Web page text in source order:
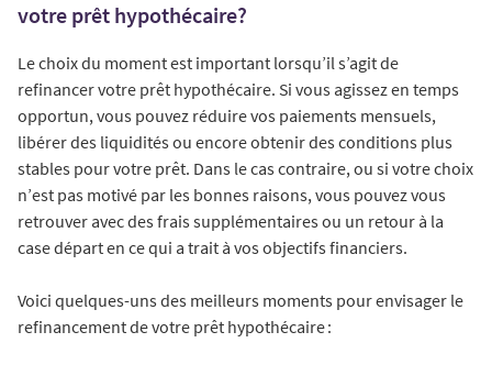
votre prêt hypothécaire?
Le choix du moment est important lorsqu’il s’agit de
refinancer votre prêt hypothécaire. Si vous agissez en temps
opportun, vous pouvez réduire vos paiements mensuels,
libérer des liquidités ou encore obtenir des conditions plus
stables pour votre prêt. Dans le cas contraire, ou si votre choix
n’est pas motivé par les bonnes raisons, vous pouvez vous
retrouver avec des frais supplémentaires ou un retour à la
case départ en ce qui a trait à vos objectifs financiers.
Voici quelques-uns des meilleurs moments pour envisager le
refinancement de votre prêt hypothécaire :